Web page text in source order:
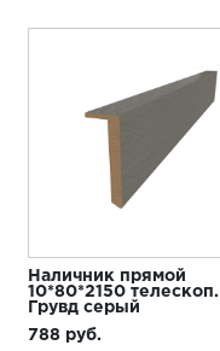
Наличник прямой
10*80*2150 телескоп.
Грувд серый
788 руб.